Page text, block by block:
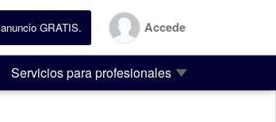
GRATIS. Accede
Servicios para profesionales